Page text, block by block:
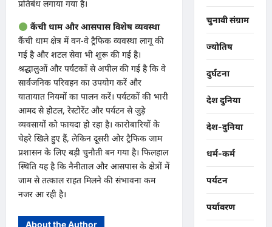
प्रतिबंध लगाया गया है।
कैंची धाम और आसपास विशेष व्यवस्था
कैंची धाम क्षेत्र में वन-वे ट्रैफिक व्यवस्था लागू की
गई है और शटल सेवा भी शुरू की गई है।
श्रद्धालुओं और पर्यटकों से अपील की गई है कि वे
सार्वजनिक परिवहन का उपयोग करें और
यातायात नियमों का पालन करें। पर्यटकों की भारी
आमद से होटल, रेस्टोरेंट और पर्यटन से जुड़े
व्यवसायों को फायदा हो रहा है। कारोबारियों के
चेहरे खिले हुए हैं, लेकिन दूसरी ओर ट्रैफिक जाम
प्रशासन के लिए बड़ी चुनौती बन गया है। फिलहाल
स्थिति यह है कि नैनीताल और आसपास के क्षेत्रों में
जाम से तत्काल राहत मिलने की संभावना कम
नजर आ रही है।
About the Author
चुनावी संग्राम
ज्योतिष
दुर्घटना
देश दुनिया
देश-दुनिया
धर्म-कर्म
पर्यटन
पर्यावरण